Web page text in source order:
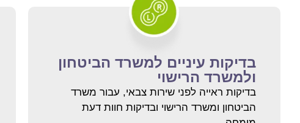
בדיקות עיניים למשרד הביטחון
ולמשרד הרישוי
בדיקות ראייה לפני שירות צבאי, עבור משרד
הביטחון ומשרד הרישוי ובדיקות חוות דעת